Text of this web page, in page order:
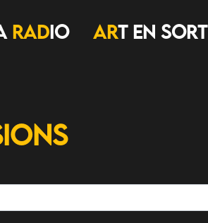
RADIO ART EN SORT